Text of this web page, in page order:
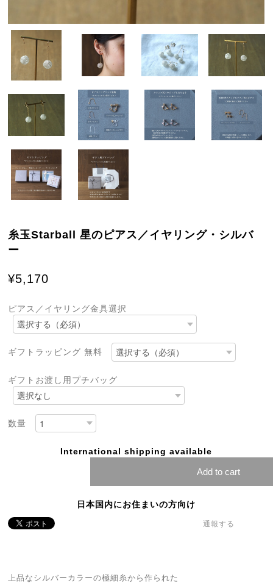
糸玉Starball 星のピアス／イヤリング・シルバ
ー
¥5,170
ピアス／イヤリング金具選択
ギフトラッピング 無料
ギフトお渡し用プチバッグ
数量
International shipping available
Add to cart
日本国内にお住まいの方向け
通報する
上品なシルバーカラーの極細糸から作られた